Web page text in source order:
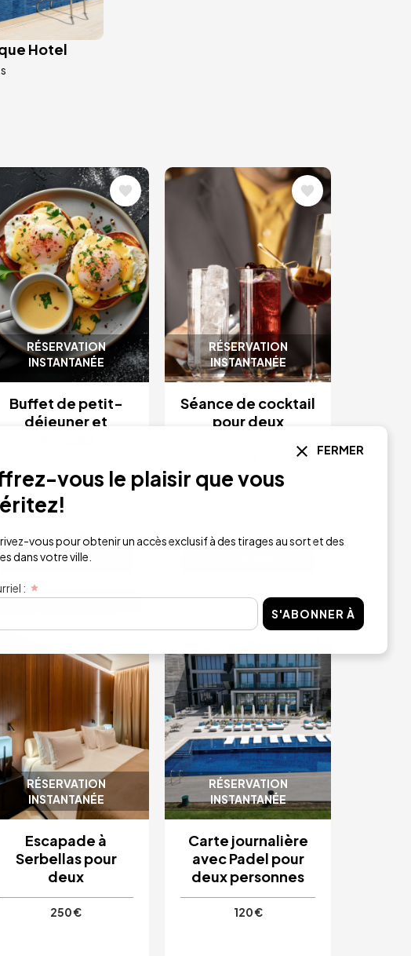
Hotel
RÉSERVATION
INSTANTANÉE
Buffet de petit-
déjeuner et
28 €
Serbellas Boutique
ACHETER
RÉSERVATION
INSTANTANÉE
Image
Séance de cocktail
pour deux
RÉSERVATION
INSTANTANÉE
Escapade à
Serbellas pour
deux
250 €
RÉSERVATION
INSTANTANÉE
Image
Carte journalière
avec Padel pour
deux personnes
120 €
FERMER
vous le plaisir que vous
vous pour obtenir un accès exclusif à des tirages au sort et des
dans votre ville.
:
S'ABONNER À